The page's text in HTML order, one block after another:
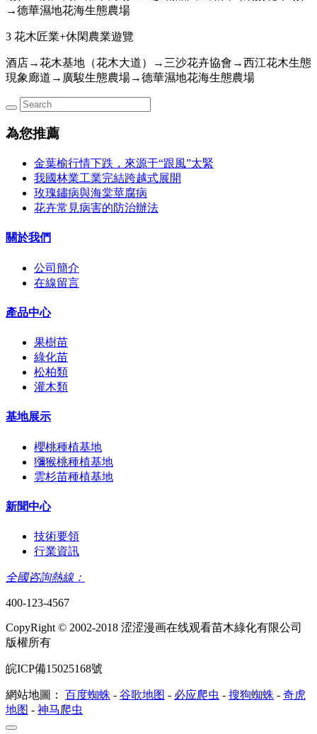
→德華濕地花海生態農場
3 花木匠業+休閑農業遊覽
酒店→花木基地（花木大道）→三沙花卉協會→西江花木生態
現象廊道→廣駿生態農場→德華濕地花海生態農場
為您推薦
金葉榆行情下跌，來源于“跟風”太緊
我國林業工業完結跨越式展開
玫瑰鏽病與海棠莖腐病
花卉常見病害的防治辦法
關於我們
公司簡介
在線留言
產品中心
果樹苗
綠化苗
松柏類
灌木類
基地展示
櫻桃種植基地
獼猴桃種植基地
雲杉苗種植基地
新聞中心
技術要領
行業資訊
全國咨詢熱線：
400-123-4567
CopyRight © 2002-2018 涩涩漫画在线观看苗木綠化有限公司
版權所有
皖ICP備15025168號
網站地圖： 百度蜘蛛 - 谷歌地图 - 必应爬虫 - 搜狗蜘蛛 - 奇虎
地图 - 神马爬虫